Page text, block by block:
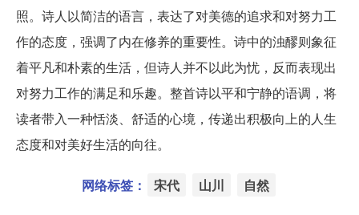
照。诗人以简洁的语言，表达了对美德的追求和对努力工
作的态度，强调了内在修养的重要性。诗中的浊醪则象征
着平凡和朴素的生活，但诗人并不以此为忧，反而表现出
对努力工作的满足和乐趣。整首诗以平和宁静的语调，将
读者带入一种恬淡、舒适的心境，传递出积极向上的人生
态度和对美好生活的向往。
网络标签： 宋代 山川 自然